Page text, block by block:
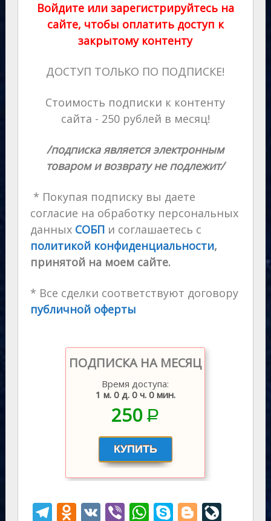
Войдите или зарегистрируйтесь на
сайте, чтобы оплатить доступ к
закрытому контенту
ДОСТУП ТОЛЬКО ПО ПОДПИСКЕ!
Стоимость подписки к контенту
сайта - 250 рублей в месяц!
/подписка является электронным
товаром и возврату не подлежит/
* Покупая подписку вы даете
согласие на обработку персональных
данных СОБП и соглашаетесь с
политикой конфиденциальности,
принятой на моем сайте.
* Все сделки соответствуют договору
публичной оферты
ПОДПИСКА НА МЕСЯЦ
Время доступа:
1 м. 0 д. 0 ч. 0 мин.
250P
–
T O V Vi W S Bl Li